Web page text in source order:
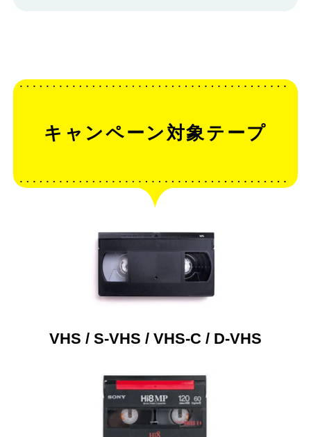
キャンペーン対象テープ
VHS / S-VHS / VHS-C / D-VHS